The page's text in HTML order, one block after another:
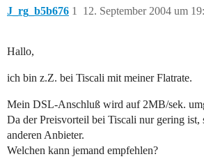
J_rg_b5b676 12. September 2004 um
1
Hallo,
ich bin z.Z. bei Tiscali mit meiner Flatrate.
Mein DSL-Anschluß wird auf 2MB/sek.
Da der Preisvorteil bei Tiscali nur gering ist,
anderen Anbieter.
Welchen kann jemand empfehlen?